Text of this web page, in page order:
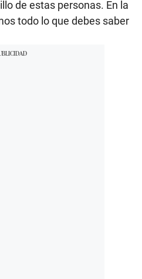
de estas personas. En la
todo lo que debes saber